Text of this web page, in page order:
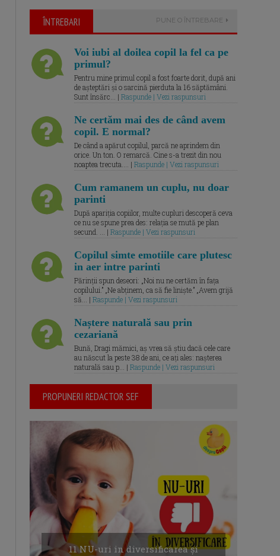
ÎNTREBARI PUNE O ÎNTREBARE
Voi iubi al doilea copil la fel ca pe
primul?
Pentru mine primul copil a fost foarte dorit, după ani
de așteptări și o sarcină pierduta la 16 săptămâni.
Sunt însărc... | Raspunde | Vezi raspunsuri
Ne certăm mai des de când avem
copil. E normal?
De când a apărut copilul, parcă ne aprindem din
orice. Un ton. O remarcă. Cine s-a trezit din nou
noaptea trecuta.... | Raspunde | Vezi raspunsuri
Cum ramanem un cuplu, nu doar
parinti
După apariția copiilor, multe cupluri descoperă ceva
ce nu se spune prea des: relația se mută pe plan
secund. ... | Raspunde | Vezi raspunsuri
Copilul simte emotiile care plutesc
in aer intre parinti
Părinții spun deseori: „Noi nu ne certăm în fața
copilului.” „Ne abținem, ca să fie liniște.” „Avem grijă
să... | Raspunde | Vezi raspunsuri
Naștere naturală sau prin
cezariană
Bună, Dragi mămici, aș vrea să știu dacă cele care
au născut la peste 38 de ani, ce ați ales: nașterea
naturală sau p... | Raspunde | Vezi raspunsuri
PROPUNERI REDACTOR SEF
11 NU-uri in diversificarea și